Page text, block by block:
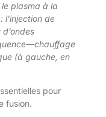
plasma à la
de
(à gauche, en
pour
fusion.